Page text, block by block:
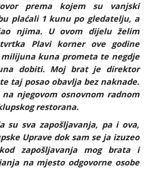
prema kojem su vanjski
plaćali 1 kunu po gledatelju, a
njima. U ovom dijelu želim
Plavi korner ove godine
kuna prometa te negdje
dobiti. Moj brat je direktor
taj posao obavlja bez naknade.
njegovom osnovnom radnom
restorana.
su sva zapošljavanja, pa i ova,
Uprave dok sam se ja izuzeo
zapošljavanja mog brata i
na mjesto odgovorne osobe